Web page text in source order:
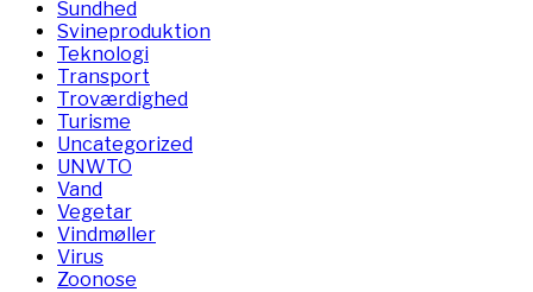
Sundhed
Svineproduktion
Teknologi
Transport
Troværdighed
Turisme
Uncategorized
UNWTO
Vand
Vegetar
Vindmøller
Virus
Zoonose